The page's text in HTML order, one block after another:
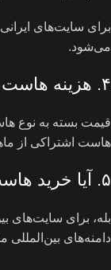
می‌شود.
۴. هزینه هاست و دامنه چقدر است؟
قیمت بسته به نوع
هاست اشتراکی از ماهانه حدود ۲۰ تا ۵۰
۵. آیا خرید هاست و دامنه خارجی مزیت دارد؟
بله، برای سایت‌های
دامنه‌های